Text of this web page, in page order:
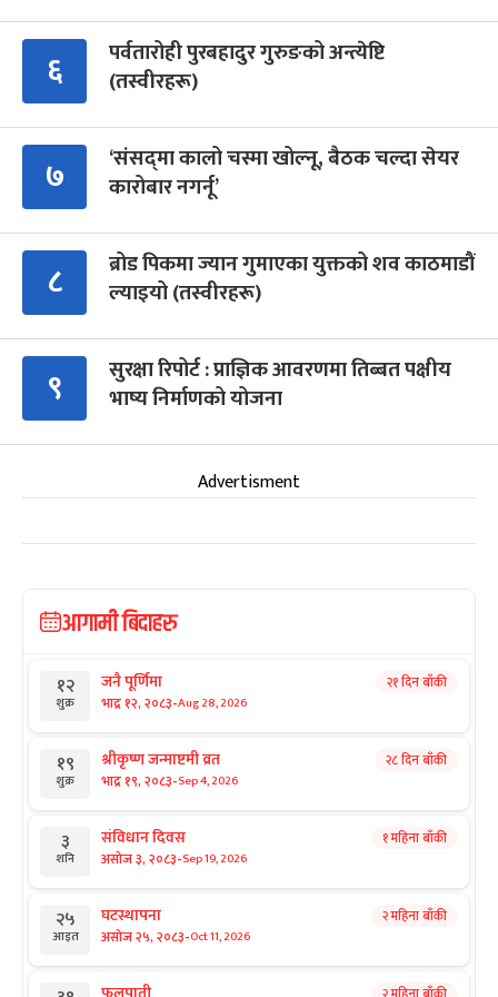
६
पर्वतारोही पुरबहादुर गुरुङको अन्त्येष्टि
(तस्वीरहरू)
७
‘संसद्‍मा कालो चस्मा खोल्नू, बैठक चल्दा सेयर
कारोबार नगर्नू’
८
ब्रोड पिकमा ज्यान गुमाएका युक्तको शव काठमाडौं
ल्याइयो (तस्वीरहरू)
९
सुरक्षा रिपोर्ट : प्राज्ञिक आवरणमा तिब्बत पक्षीय
भाष्य निर्माणको योजना
Advertisment
आगामी बिदाहरु
१२
शुक्र
जनै पूर्णिमा
भाद्र १२, २०८३-Aug 28, 2026
२१ दिन बाँकी
१९
शुक्र
श्रीकृष्ण जन्माष्टमी व्रत
भाद्र १९, २०८३-Sep 4, 2026
२८ दिन बाँकी
३
शनि
संविधान दिवस
असोज ३, २०८३-Sep 19, 2026
१ महिना बाँकी
२५
आइत
घटस्थापना
असोज २५, २०८३-Oct 11, 2026
२ महिना बाँकी